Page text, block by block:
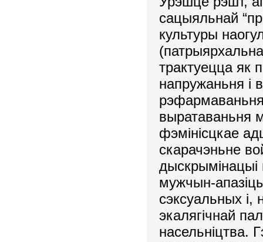
сацыяльнай
культуры
трактуецца як
напружаньня і
рэфармаваньня
выратаваньня
фэмінісцкае
скарачэньне
мужчын-
сэксуальных
экалягічнай
насельніцтва.